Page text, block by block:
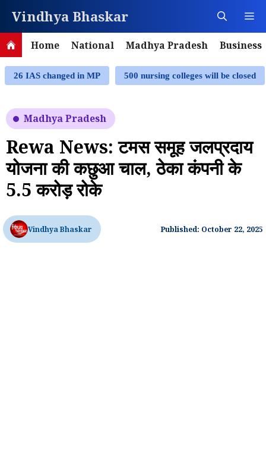
content
Vindhya Bhaskar
Home National Madhya Pradesh Business
26 IAS changed in MP 500 nursing colleges will be closed
Madhya Pradesh
Rewa News: टमस समूह जलप्रदाय
योजना की कछुआ चाल, ठेका कंपनी के
5.5 करोड़ रोके
Vindhya Bhaskar Published: October 22, 2025